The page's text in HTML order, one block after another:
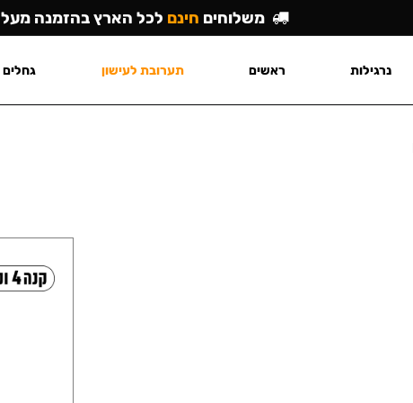
משלוחים חינם לכל הארץ בהזמנה מעל ₪449
נרגילות ראשים תערובת לעישון גחלים